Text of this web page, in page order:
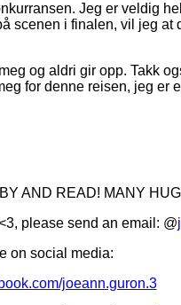
Jeg er veldig
scenen i finalen, vil jeg at
og aldri gir opp. Takk
for denne reisen, jeg er
AND READ! MANY
please send an email: @
on social media:
joeann.guron.3